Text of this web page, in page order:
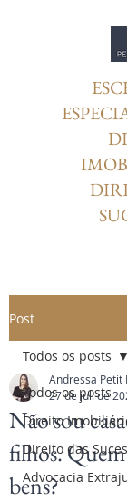
Post
Todos os posts
Direito
Direito das
Advocacia
Todos os posts
Não sou
filhos.
bens?
Andressa Petit
27 de jul. de